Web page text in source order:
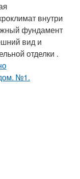
внутри
фундамент
вид и
отделки .